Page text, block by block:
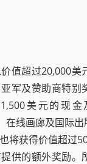
值超过20,000美
军及赞助商特别
美元的现
在线画廊及国际
将获得价值超过
供的额外奖励。